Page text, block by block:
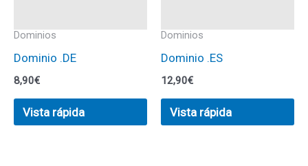
Dominios
Dominio .DE
8,90€
Vista rápida
Dominios
Dominio .ES
12,90€
Vista rápida